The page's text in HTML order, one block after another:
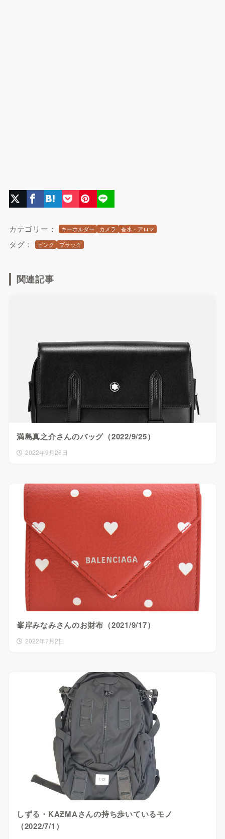
カテゴリー： キーホルダー カメラ 香水・アロマ
タグ： ピンク ブラック
関連記事
満島真之介さんのバッグ（2022/9/25）
2022年9月26日
峯岸みなみさんのお財布（2021/9/17）
2022年7月2日
しずる・KAƵMAさんの持ち歩いているモノ
（2022/7/1）